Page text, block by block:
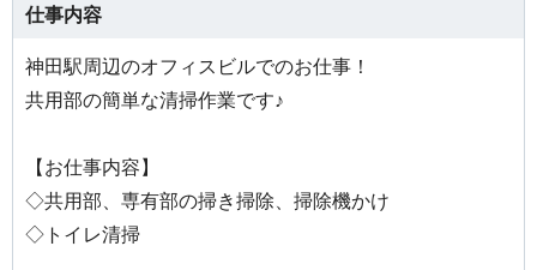
仕事内容
神田駅周辺のオフィスビルでのお仕事！
共用部の簡単な清掃作業です♪
【お仕事内容】
◇共用部、専有部の掃き掃除、掃除機かけ
◇トイレ清掃